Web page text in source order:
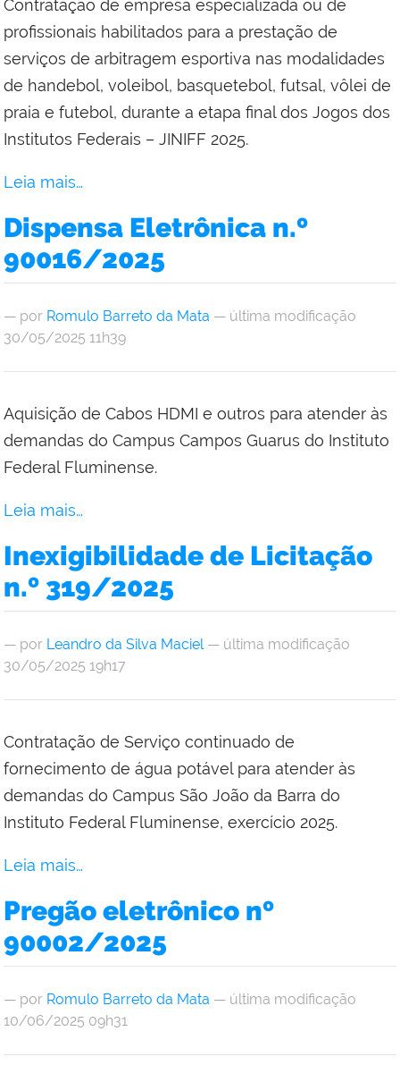
Contratação de empresa especializada ou de
profissionais habilitados para a prestação de
serviços de arbitragem esportiva nas modalidades
de handebol, voleibol, basquetebol, futsal, vôlei de
praia e futebol, durante a etapa final dos Jogos dos
Institutos Federais – JINIFF 2025.
Leia mais…
Dispensa Eletrônica n.º
90016/2025
— por Romulo Barreto da Mata — última modificação
30/05/2025 11h39
Aquisição de Cabos HDMI e outros para atender às
demandas do Campus Campos Guarus do Instituto
Federal Fluminense.
Leia mais…
Inexigibilidade de Licitação
n.º 319/2025
— por Leandro da Silva Maciel— última modificação
30/05/2025 19h17
Contratação de Serviço continuado de
fornecimento de água potável para atender às
demandas do Campus São João da Barra do
Instituto Federal Fluminense, exercício 2025.
Leia mais…
Pregão eletrônico nº
90002/2025
— por Romulo Barreto da Mata — última modificação
10/06/2025 09h31